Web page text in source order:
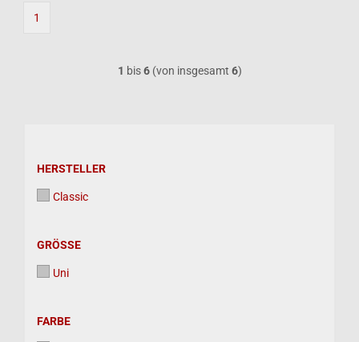
1
1 bis6(von insgesamt 6)
HERSTELLER
HERSTELLER
Classic
GRÖSSE
GRÖSSE
Uni
FARBE
FARBE